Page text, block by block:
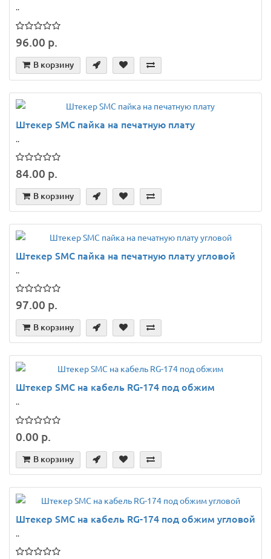
..
96.00 р.
В корзину
Штекер SMC пайка на печатную плату
..
84.00 р.
В корзину
Штекер SMC пайка на печатную плату угловой
..
97.00 р.
В корзину
Штекер SMС на кабель RG-174 под обжим
..
0.00 р.
В корзину
Штекер SMС на кабель RG-174 под обжим угловой
..